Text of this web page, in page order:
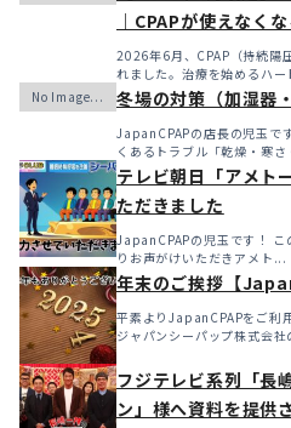
｜CPAPが使えなく
メリットと「購入」
2026年6月、CPAP（持続陽
れました。治療を始めるハー
冬場の対策（加湿器
JapanCPAPの店長の児玉で
くあるトラブル「乾燥・寒
テレビ朝日「アメト
ただきました
JapanCPAPの児玉です！ この度、ありがたいことにテレビ朝日様よ
りお声がけいただきアメト...
年末のご挨拶【
平素よりJapanCPAPをご利
ジャパンシーパップ株式会
フジテレビ系列「長
ン」様へ資料を提供